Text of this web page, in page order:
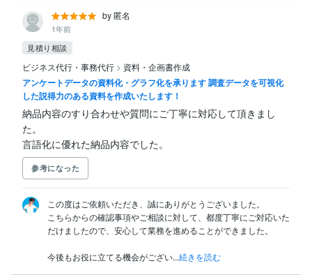
by 匿名
1年前
見積り相談
ビジネス代行・事務代行 > 資料・企画書作成
アンケートデータの資料化・グラフ化を承ります 調査データを可視化
した説得力のある資料を作成いたします！
納品内容のすり合わせや質問にご丁寧に対応して頂きまし
た。
言語化に優れた納品内容でした。
参考になった
この度はご依頼いただき、誠にありがとうございました。
こちらからの確認事項やご相談に対して、都度丁寧にご対応いた
だけましたので、安心して業務を進めることができました。
今後もお役に立てる機会がござい...続きを読む